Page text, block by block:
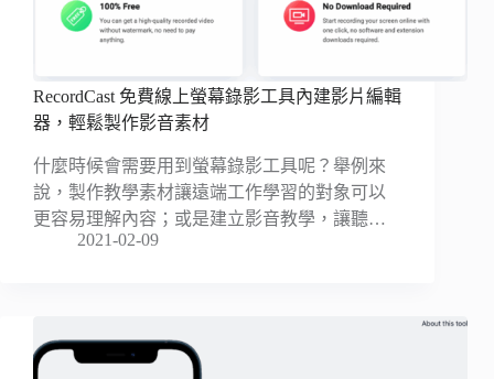
RecordCast 免費線上螢幕錄影工具內建影片編輯
器，輕鬆製作影音素材
什麼時候會需要用到螢幕錄影工具呢？舉例來
說，製作教學素材讓遠端工作學習的對象可以
更容易理解內容；或是建立影音教學，讓聽…
2021-02-09